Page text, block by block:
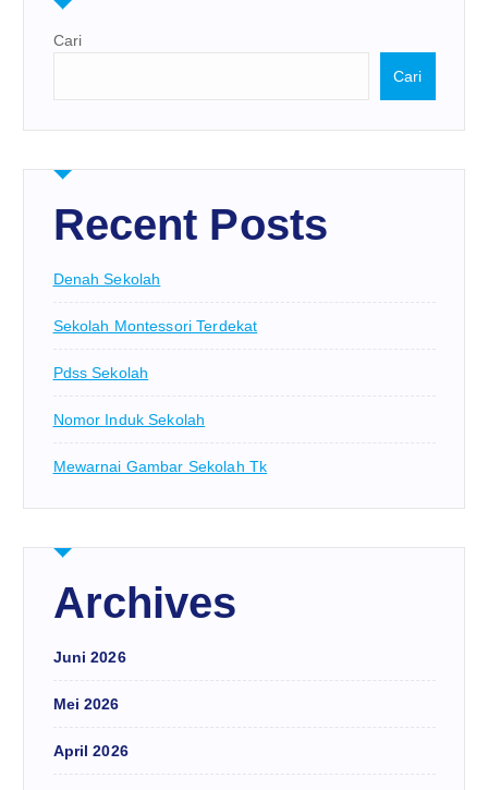
Cari
Cari
Recent Posts
Denah Sekolah
Sekolah Montessori Terdekat
Pdss Sekolah
Nomor Induk Sekolah
Mewarnai Gambar Sekolah Tk
Archives
Juni 2026
Mei 2026
April 2026